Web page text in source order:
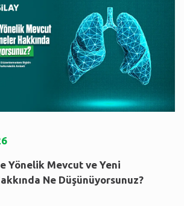
Yönelik Mevcut ve Yeni
Ne Düşünüyorsunuz?